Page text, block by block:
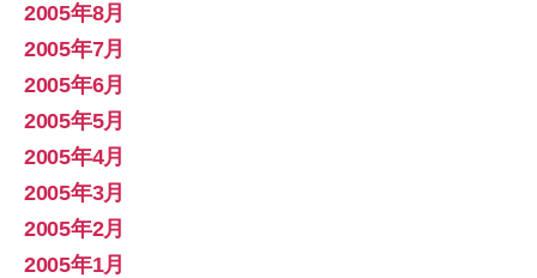
2005年8月
2005年7月
2005年6月
2005年5月
2005年4月
2005年3月
2005年2月
2005年1月